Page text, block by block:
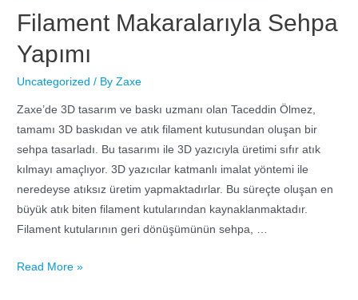
Filament Makaralarıyla Sehpa
Yapımı
Uncategorized / ByZaxe
Zaxe’de 3D tasarım ve baskı uzmanı olan Taceddin Ölmez,
tamamı 3D baskıdan ve atık filament kutusundan oluşan bir
sehpa tasarladı. Bu tasarımı ile 3D yazıcıyla üretimi sıfır atık
kılmayı amaçlıyor. 3D yazıcılar katmanlı imalat yöntemi ile
neredeyse atıksız üretim yapmaktadırlar. Bu süreçte oluşan en
büyük atık biten filament kutularından kaynaklanmaktadır.
Filament kutularının geri dönüşümünün sehpa, …
Read More »